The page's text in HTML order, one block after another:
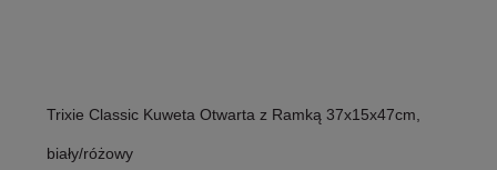
Trixie Classic Kuweta Otwarta z Ramką 37x15x47cm,
biały/różowy